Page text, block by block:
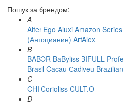
Пошук за брендом:
A
Alter Ego Aluxi Amazon Series
(Антоцианин) ArtAlex
B
BABOR BaByliss BIFULL
Brasil Cacau Сadiveu
C
CHI Corioliss CULT.O
D